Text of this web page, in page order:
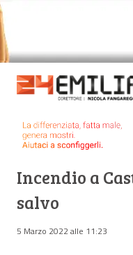
Incendio a
salvo
5 Marzo 2022 alle 11:23